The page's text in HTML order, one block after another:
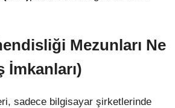
Mezunları Ne
İmkanları)
sadece bilgisayar şirketlerinde